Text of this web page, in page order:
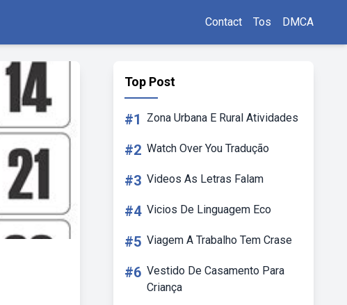
Contact Tos DMCA
Top Post
#1 Zona Urbana E Rural Atividades
#2 Watch Over You Tradução
#3 Videos As Letras Falam
#4 Vicios De Linguagem Eco
#5 Viagem A Trabalho Tem Crase
#6 Vestido De Casamento Para
Criança